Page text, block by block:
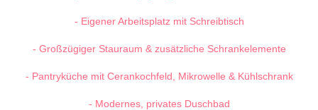
- Eigener Arbeitsplatz mit Schreibtisch
- Großzügiger Stauraum & zusätzliche Schrankelemente
- Pantryküche mit Cerankochfeld, Mikrowelle & Kühlschrank
- Modernes, privates Duschbad